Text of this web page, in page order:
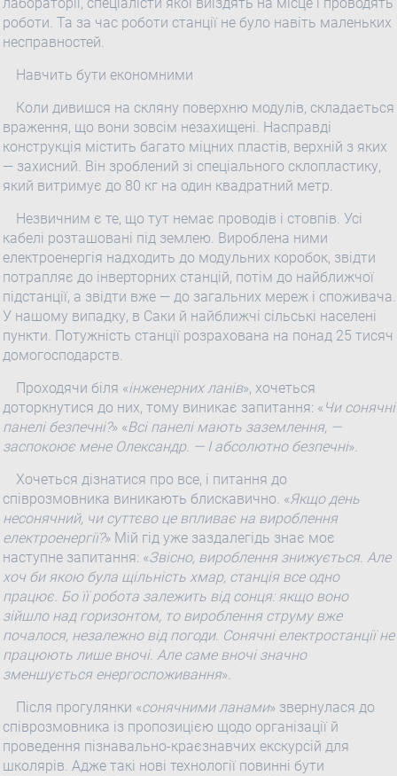
роботи. Та за час роботи станції не було навіть маленьких
несправностей.
Навчить бути економними
Коли дивишся на скляну поверхню модулів, складається
враження, що вони зовсім незахищені. Насправді
конструкція містить багато міцних пластів, верхній з яких
— захисний. Він зроблений зі спеціального склопластику,
який витримує до 80 кг на один квадратний метр.
Незвичним є те, що тут немає проводів і стовпів. Усі
кабелі розташовані під землею. Вироблена ними
електроенергія надходить до модульних коробок, звідти
потрапляє до інверторних станцій, потім до найближчої
підстанції, а звідти вже — до загальних мереж і споживача.
У нашому випадку, в Саки й найближчі сільські населені
пункти. Потужність станції розрахована на понад 25 тисяч
домогосподарств.
Проходячи біля «інженерних ланів», хочеться
доторкнутися до них, тому виникає запитання: « Чи сонячні
панелі безпечні?» «Всі панелі мають заземлення, —
заспокоює мене Олександр. — І абсолютно безпечні».
Хочеться дізнатися про все, і питання до
співрозмовника виникають блискавично. «Якщо день
несонячний, чи суттєво це впливає на вироблення
електроенергії?» Мій гід уже заздалегідь знає моє
наступне запитання: «Звісно, вироблення знижується. Але
хоч би якою була щільність хмар, станція все одно
працює. Бо її робота залежить від сонця: якщо воно
зійшло над горизонтом, то вироблення струму вже
почалося, незалежно від погоди. Сонячніелектростанції не
працюють лише вночі. Але саме вночі значно
зменшується енергоспоживання».
Після прогулянки «сонячнимиланами» звернулася до
співрозмовника із пропозицією щодо організації й
проведення пізнавально-краєзнавчих екскурсій для
школярів. Адже такі нові технології повинні бути